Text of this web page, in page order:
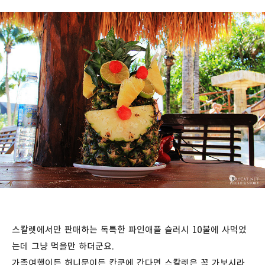
스칼렛에서만 판매하는 독특한 파인애플 슬러시 10불에 사먹었
는데 그냥 먹을만 하더군요.